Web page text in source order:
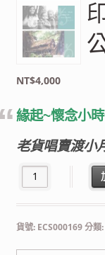
NT$4,000
緣起~懷念小
老貨唱賣渡小
印度老山檀香粉
貨號: ECS000169分類: